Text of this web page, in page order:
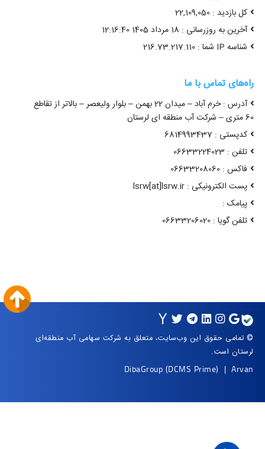
کل بازدید : 22,109,050
آخرین به روزرسانی : 18 مرداد 1405 12:16:40
شناسه IP شما : 216.73.217.110
راه‌های تماس با ما
آدرس : خرم آباد – میدان 22 بهمن – بلوار ولیعصر – بالاتر از تقاطع
60 متری – شرکت آب منطقه ای لرستان
کدپستی : 6814993437
تلفن : 06633224023
فاکس : 06633208060
پست الکترونیکی : lsrw[at]lsrw.ir
پیامک :
تلفن گویا : 06633206020
© تمامی حقوق این وب‌سایت، متعلق به شرکت سهامی آب منطقه‌ای
لرستان است.
DibaGroup (DCMS Prime) |Arvan